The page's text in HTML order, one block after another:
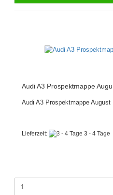
Audi A3 Prospektmappe
Audi A3 Prospektmappe August
Lieferzeit: 3 - 4 Tage